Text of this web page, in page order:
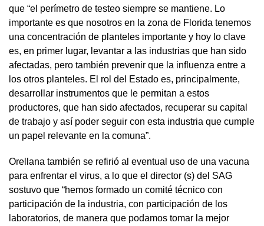
que “el perímetro de testeo siempre se mantiene. Lo
importante es que nosotros en la zona de Florida tenemos
una concentración de planteles importante y hoy lo clave
es, en primer lugar, levantar a las industrias que han sido
afectadas, pero también prevenir que la influenza entre a
los otros planteles. El rol del Estado es, principalmente,
desarrollar instrumentos que le permitan a estos
productores, que han sido afectados, recuperar su capital
de trabajo y así poder seguir con esta industria que cumple
un papel relevante en la comuna”.
Orellana también se refirió al eventual uso de una vacuna
para enfrentar el virus, a lo que el director (s) del SAG
sostuvo que “hemos formado un comité técnico con
participación de la industria, con participación de los
laboratorios, de manera que podamos tomar la mejor